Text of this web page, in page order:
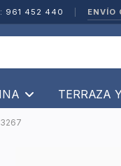
961 452 440 ENVÍO
TERRAZA
3267